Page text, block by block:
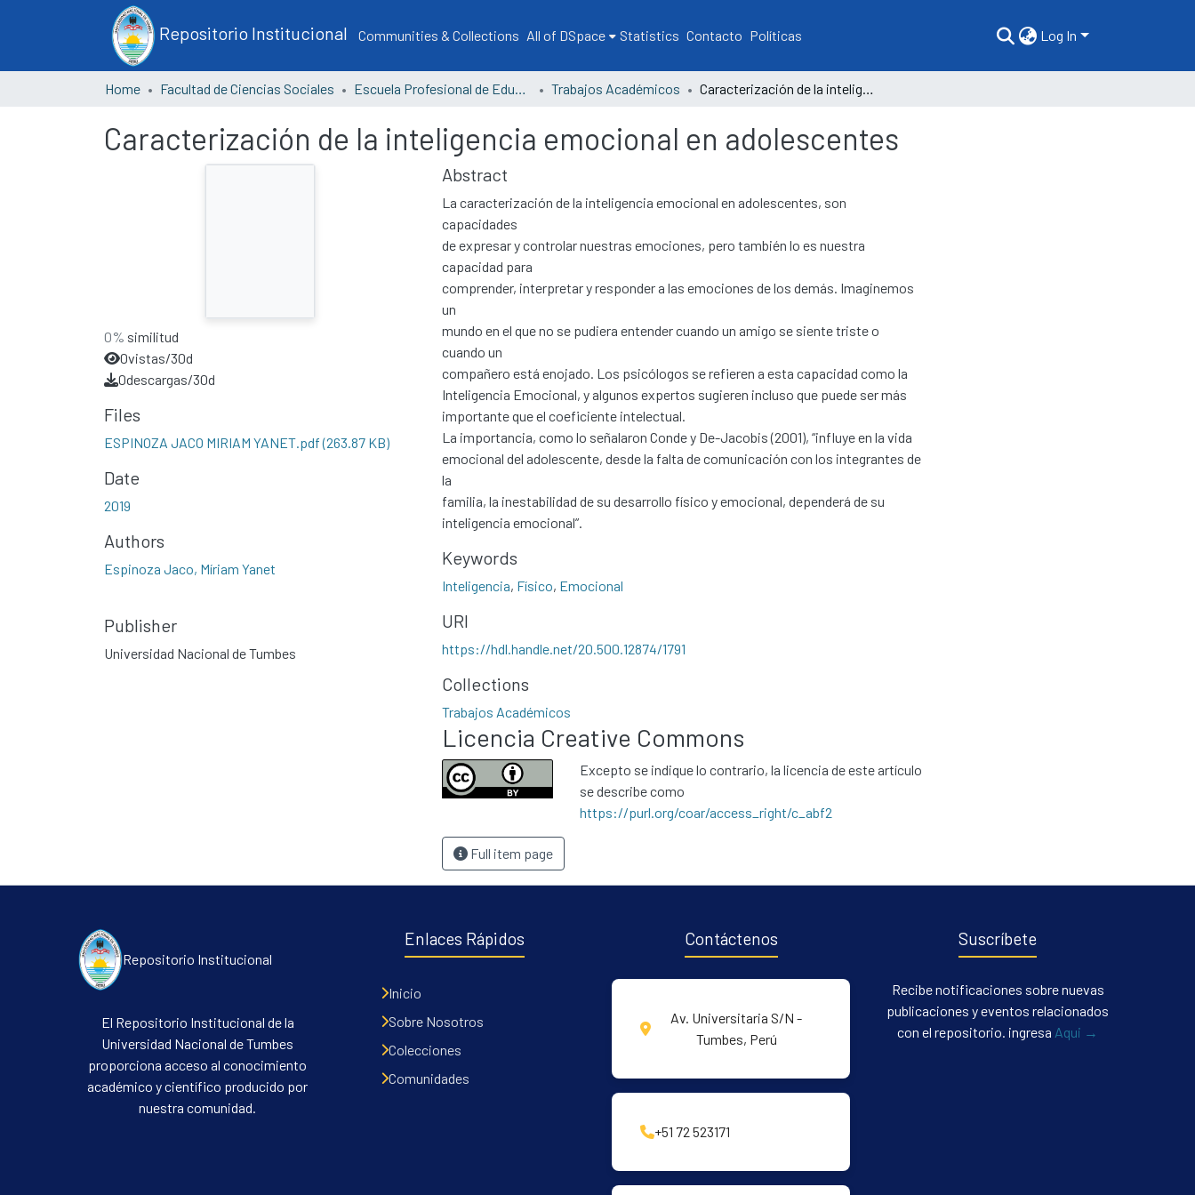
Repositorio Institucional Communities & Collections All of DSpace Statistics Contacto Políticas Log In
Home Facultad de Ciencias Sociales Escuela Profesional de Educación Trabajos Académicos Caracterización de la inteligencia emocional en adolescentes
Caracterización de la inteligencia emocional en adolescentes
0% similitud
0vistas/30d
0descargas/30d
Files
ESPINOZA JACO MIRIAM YANET.pdf(263.87 KB)
Date
2019
Authors
Espinoza Jaco, Míriam Yanet
Publisher
Universidad Nacional de Tumbes
Abstract
La caracterización de la inteligencia emocional en adolescentes, son
capacidades
de expresar y controlar nuestras emociones, pero también lo es nuestra
capacidad para
comprender, interpretar y responder a las emociones de los demás. Imaginemos
un
mundo en el que no se pudiera entender cuando un amigo se siente triste o
cuando un
compañero está enojado. Los psicólogos se refieren a esta capacidad como la
Inteligencia Emocional, y algunos expertos sugieren incluso que puede ser más
importante que el coeficiente intelectual.
La importancia, como lo señalaron Conde y De-Jacobis (2001), “influye en la vida
emocional del adolescente, desde la falta de comunicación con los integrantes de
la
familia, la inestabilidad de su desarrollo físico y emocional, dependerá de su
inteligencia emocional”.
Keywords
Inteligencia, Físico, Emocional
URI
https://hdl.handle.net/20.500.12874/1791
Collections
Trabajos Académicos
Licencia Creative Commons
Excepto se indique lo contrario, la licencia de este artículo
se describe como
https://purl.org/coar/access_right/c_abf2
Full item page
Repositorio Institucional
El Repositorio Institucional de la
Universidad Nacional de Tumbes
proporciona acceso al conocimiento
académico y científico producido por
nuestra comunidad.
Enlaces Rápidos
Inicio
Sobre Nosotros
Colecciones
Comunidades
Contáctenos
Av. Universitaria S/N -
Tumbes, Perú
+51 72 523171
Suscríbete
Recibe notificaciones sobre nuevas
publicaciones y eventos relacionados
con el repositorio. ingresa Aqui →